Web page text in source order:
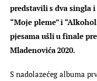
predstavili s dva singla
“Moje pleme” i
pjesama ušli u finale
Mladenovića 2020.
S nadolazećeg albuma